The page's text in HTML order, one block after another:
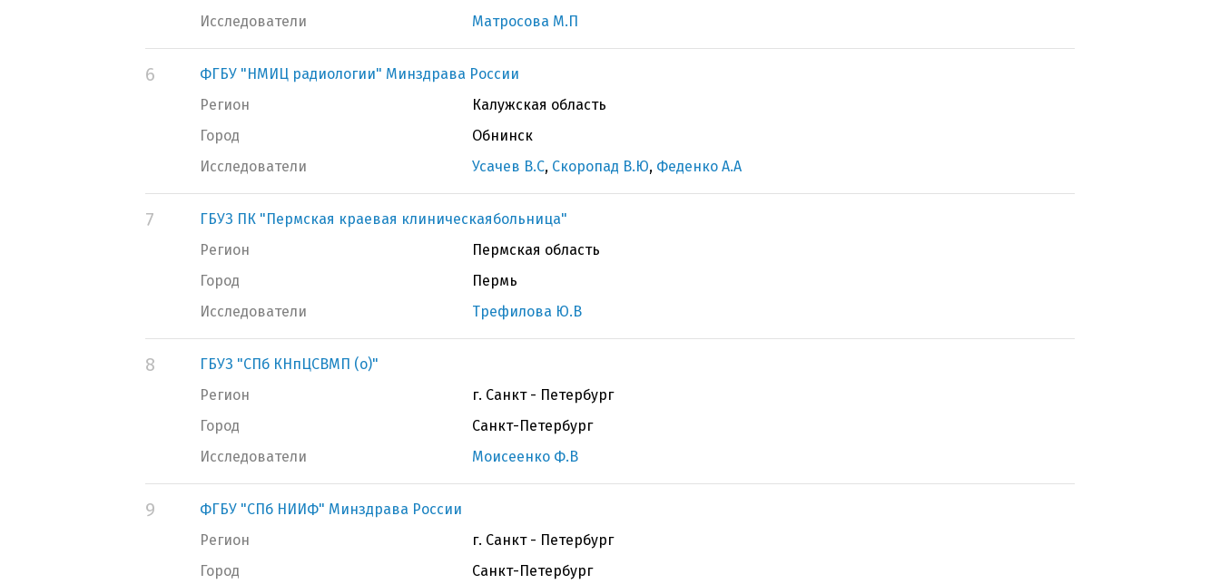
Исследователи
Матросова М.П
6
ФГБУ "НМИЦ радиологии" Минздрава России
Регион
Калужская область
Город
Обнинск
Исследователи
Усачев В.С, Скоропад В.Ю, Феденко А.А
7
ГБУЗ ПК "Пермская краевая клиническаябольница"
Регион
Пермская область
Город
Пермь
Исследователи
Трефилова Ю.В
8
ГБУЗ "СПб КНпЦСВМП (о)"
Регион
г. Санкт - Петербург
Город
Санкт-Петербург
Исследователи
Моисеенко Ф.В
9
ФГБУ "СПб НИИФ" Минздрава России
Регион
г. Санкт - Петербург
Город
Санкт-Петербург